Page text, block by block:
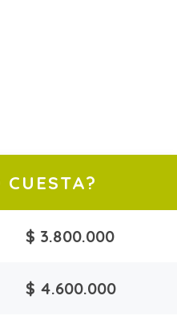
$ 3.800.000
$ 4.600.000